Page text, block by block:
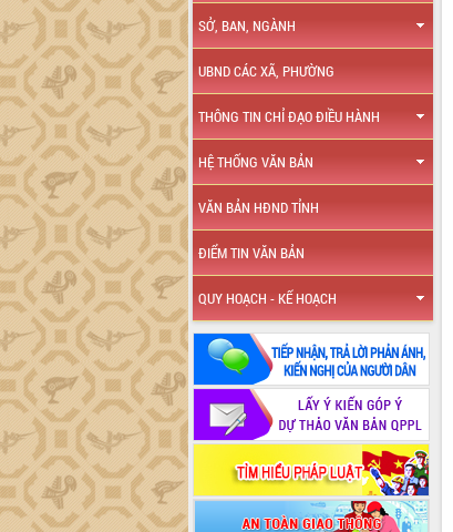
SỞ, BAN, NGÀNH
UBND CÁC XÃ, PHƯỜNG
THÔNG TIN CHỈ ĐẠO ĐIỀU HÀNH
HỆ THỐNG VĂN BẢN
VĂN BẢN HĐND TỈNH
ĐIỂM TIN VĂN BẢN
QUY HOẠCH - KẾ HOẠCH